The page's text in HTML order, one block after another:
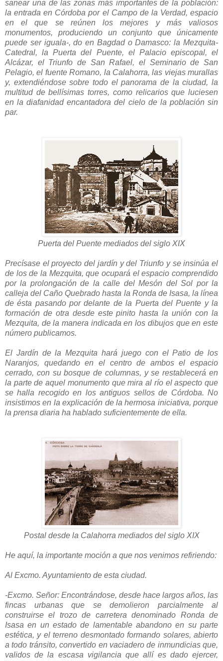
sanear una de las zonas más importantes de la población:
la entrada en Córdoba por el Campo de la Verdad, espacio
en el que se reúnen los mejores y más valiosos
monumentos, produciendo un conjunto que únicamente
puede ser iguala-, do en Bagdad o Damasco: la Mezquita-
Catedral, la Puerta del Puente, el Palacio episcopal, el
Alcázar, el Triunfo de San Rafael, el Seminario de San
Pelagio, el fuente Romano, la Calahorra, las viejas murallas
y, extendiéndose sobre todo el panorama de la ciudad, la
multitud de bellísimas torres, como relicarios que luciesen
en la diafanidad encantadora del cielo de la población sin
par.
Puerta del Puente mediados del siglo XIX
Precísase el proyecto del jardín y del Triunfo y se insinúa el
de los de la Mezquita, que ocupará el espacio comprendido
por la prolongación de la calle del Mesón del Sol por la
calleja del Caño Quebrado hasta la Ronda de Isasa, la línea
de ésta pasando por delante de la Puerta del Puente y la
formación de otra desde este pinito hasta la unión con la
Mezquita, de la manera indicada en los dibujos que en este
número publicamos.
El Jardín de la Mezquita hará juego con el Patio de los
Naranjos, quedando en el centro de ambos el espacio
cerrado, con su bosque de columnas, y se restablecerá en
la parte de aquel monumento que mira al río el aspecto que
se halla recogido en los antiguos sellos de Córdoba. No
insistimos en la explicación de la hermosa iniciativa, porque
la prensa diaria ha hablado suficientemente de ella.
Postal desde la Calahorra mediados del siglo XIX
He aquí, la importante moción a que nos venimos refiriendo:
Al Excmo. Ayuntamiento de esta ciudad.
-Excmo. Señor: Encontrándose, desde hace largos años, las
fincas urbanas que se demolieron parcialmente al
construirse el trozo de carretera denominado Ronda de
Isasa en un estado de lamentable abandono en su parte
estética, y el terreno desmontado formando solares, abierto
a todo tránsito, convertido en vaciadero de inmundicias que,
validos de la escasa vigilancia que allí es dado ejercer,